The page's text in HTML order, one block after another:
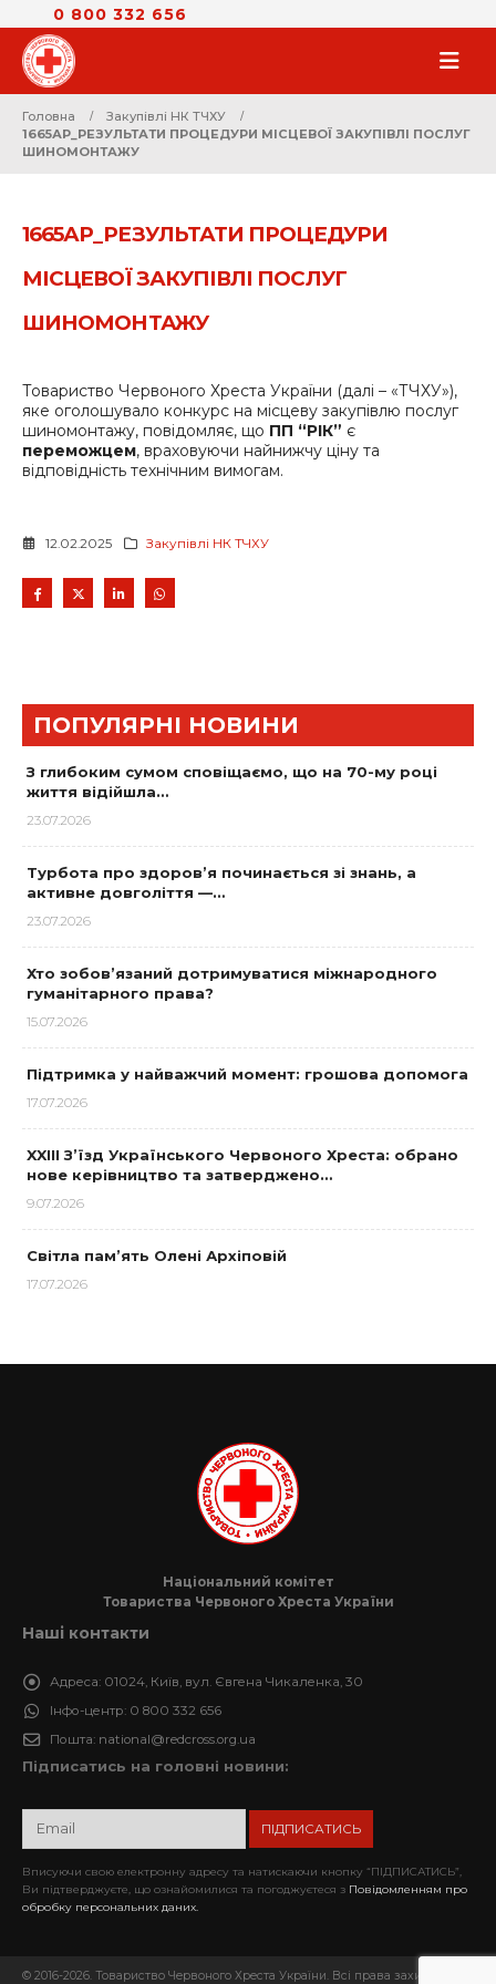
0 800 332 656
Головна
Закупівлі НК ТЧХУ
1665АР_РЕЗУЛЬТАТИ ПРОЦЕДУРИ МІСЦЕВОЇ ЗАКУПІВЛІ ПОСЛУГ
ШИНОМОНТАЖУ
1665АР_РЕЗУЛЬТАТИ ПРОЦЕДУРИ
МІСЦЕВОЇ ЗАКУПІВЛІ ПОСЛУГ
ШИНОМОНТАЖУ
Товариство Червоного Хреста України (далі – «ТЧХУ»),
яке оголошувало конкурс на місцеву закупівлю послуг
шиномонтажу, повідомляє, що ПП “РІК” є
переможцем, враховуючи найнижчу ціну та
відповідність технічним вимогам.
12.02.2025 Закупівлі НК ТЧХУ
ПОПУЛЯРНІ НОВИНИ
З глибоким сумом сповіщаємо, що на 70-му році
життя відійшла…
23.07.2026
Турбота про здоров’я починається зі знань, а
активне довголіття —…
23.07.2026
Хто зобов’язаний дотримуватися міжнародного
гуманітарного права?
15.07.2026
Підтримка у найважчий момент: грошова допомога
17.07.2026
XXIII З’їзд Українського Червоного Хреста: обрано
нове керівництво та затверджено…
9.07.2026
Світла пам’ять Олені Архіповій
17.07.2026
Національний комітет
Товариства Червоного Хреста України
Наші контакти
Адреса: 01024, Київ, вул. Євгена Чикаленка, 30
Інфо-центр: 0 800 332 656
Пошта: national@redcross.org.ua
Підписатись на головні новини:
Вписуючи свою електронну адресу та натискаючи кнопку “ПІДПИСАТИСЬ”,
Ви підтверджуєте, що ознайомилися та погоджуєтеся з Повідомленням про
обробку персональних даних.
© 2016-2026. Товариство Червоного Хреста України. Всі права захищені.